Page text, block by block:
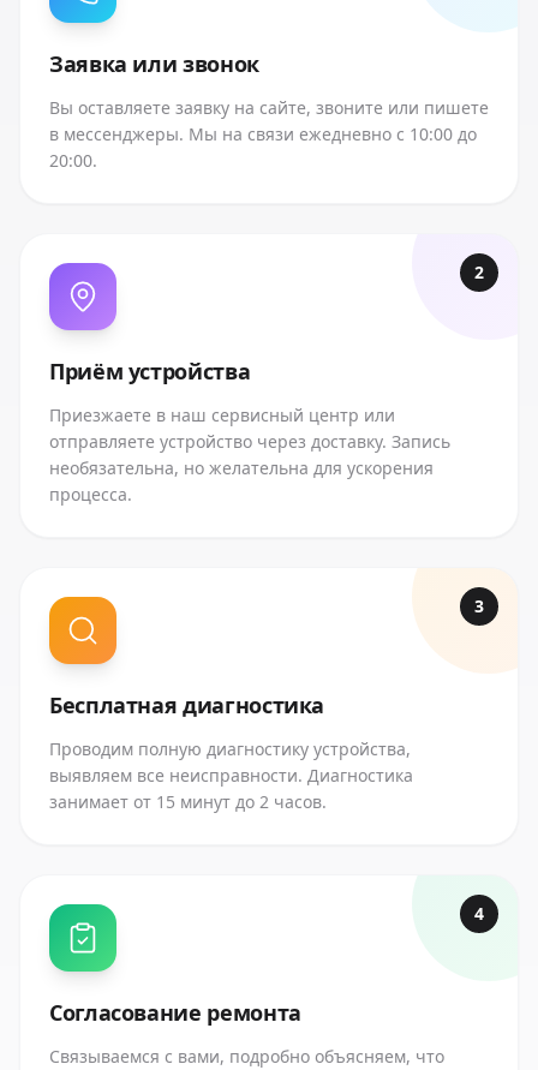
Заявка или звонок
Вы оставляете заявку на сайте, звоните или пишете
в мессенджеры. Мы на связи ежедневно с 10:00 до
20:00.
2
Приём устройства
Приезжаете в наш сервисный центр или
отправляете устройство через доставку. Запись
необязательна, но желательна для ускорения
процесса.
3
Бесплатная диагностика
Проводим полную диагностику устройства,
выявляем все неисправности. Диагностика
занимает от 15 минут до 2 часов.
4
Согласование ремонта
Связываемся с вами, подробно объясняем, что